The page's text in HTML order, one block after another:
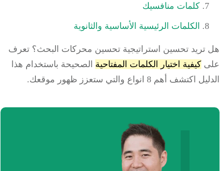
كلمات منافسيك
الكلمات الرئيسية الأساسية والثانوية
تحسين استراتيجية تحسين محركات البحث؟ تعرف
كيفية اختيار الكلمات المفتاحيةالصحيحة باستخدام هذا
أهم 8 انواع والتي ستعزز ظهور موقعك.